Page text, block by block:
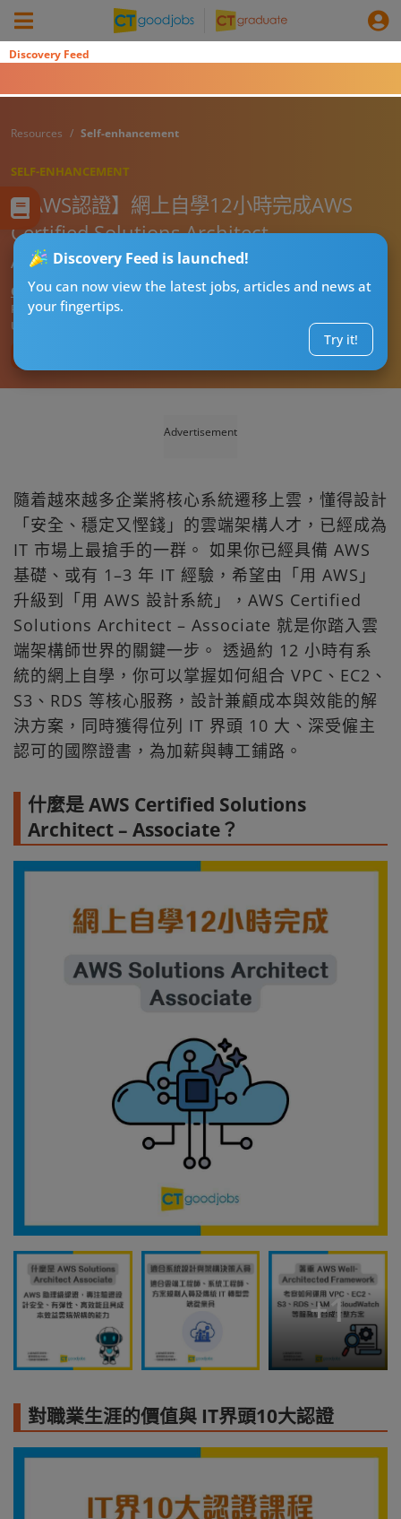
Discovery Feed
Discovery Feed is launched!
You can now view the latest jobs, articles and news at
your fingertips.
Try it!
Resources Self-enhancement
SELF-ENHANCEMENT
【AWS認證】網上自學12小時完成AWS
Certified Solutions Architect –
Associate！ IT界頭10大獲僱主認證課程！
CT進修導師阿J
Published:2026-08-05 01:07
Updated:
Advertisement
隨着越來越多企業將核心系統遷移上雲，懂得設計
「安全、穩定又慳錢」的雲端架構人才，已經成為
IT 市場上最搶手的一群。 如果你已經具備 AWS
基礎、或有 1–3 年 IT 經驗，希望由「用 AWS」
升級到「用 AWS 設計系統」，AWS Certified
Solutions Architect – Associate 就是你踏入雲
端架構師世界的關鍵一步。 透過約 12 小時有系
統的網上自學，你可以掌握如何組合 VPC、EC2、
S3、RDS 等核心服務，設計兼顧成本與效能的解
決方案，同時獲得位列 IT 界頭 10 大、深受僱主
認可的國際證書，為加薪與轉工鋪路。
什麼是 AWS Certified Solutions
Architect – Associate？
+1
對職業生涯的價值與 IT界頭10大認證